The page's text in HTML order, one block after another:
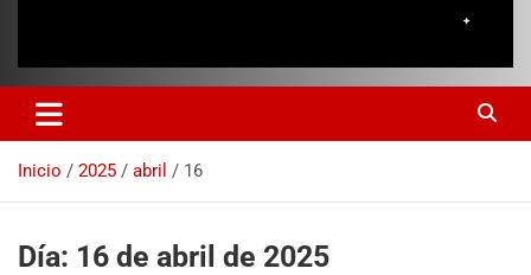
Inicio 2025 abril 16
Día: 16 de abril de 2025